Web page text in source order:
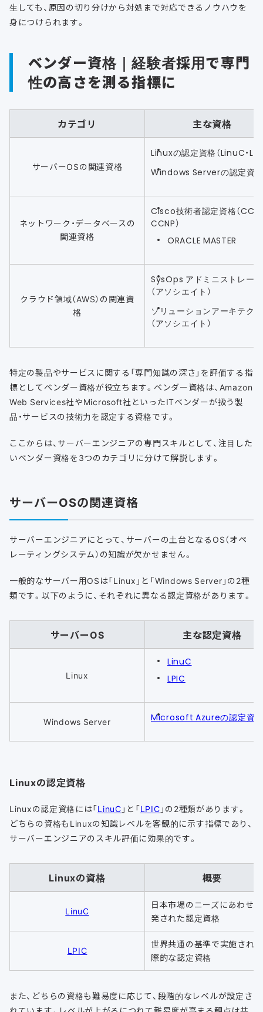
生しても、原因の切り分けから対処まで対応できるノウハウを
身につけられます。
ベンダー資格｜経験者採用で専門
性の高さを測る指標に
カテゴリ 主な資格
サーバーOSの関連資格
Linuxの認定資格（LinuC・
Windows Serverの認定資
ネットワーク・データベースの
関連資格
Cisco技術者認定資格（
CCNP）
ORACLE MASTER
クラウド領域（AWS）の関連資
格
SysOps アドミニストレー
（アソシエイト）
ソリューションアーキテクト
（アソシエイト）
特定の製品やサービスに関する「専門知識の深さ」を評価する指
標としてベンダー資格が役立ちます。ベンダー資格は、Amazon
Web Services社やMicrosoft社といったITベンダーが扱う製
品・サービスの技術力を認定する資格です。
ここからは、サーバーエンジニアの専門スキルとして、注目した
いベンダー資格を3つのカテゴリに分けて解説します。
サーバーOSの関連資格
サーバーエンジニアにとって、サーバーの土台となるOS（オペ
レーティングシステム）の知識が欠かせません。
一般的なサーバー用OSは「Linux」と「Windows Server」の2種
類です。以下のように、それぞれに異なる認定資格があります。
サーバーOS 主な認定資格
Linux
LinuC
LPIC
Windows Server Microsoft Azureの認定資格
Linuxの認定資格
Linuxの認定資格には「LinuC 」と「LPIC 」の2種類があります。
どちらの資格もLinuxの知識レベルを客観的に示す指標であり、
サーバーエンジニアのスキル評価に効果的です。
Linuxの資格 概要
LinuC
日本市場のニーズにあわせ
発された認定資格
LPIC
世界共通の基準で実施され
際的な認定資格
また、どちらの資格も難易度に応じて、段階的なレベルが設定さ